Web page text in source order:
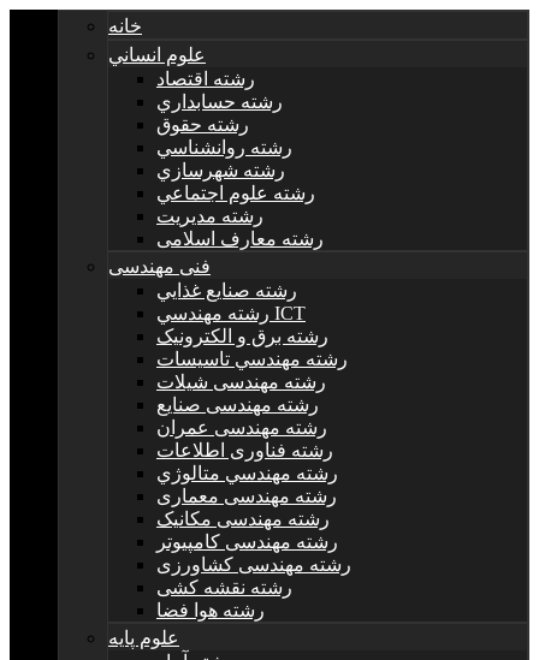
خانه
علوم انساني
رشته اقتصاد
رشته حسابداري
رشته حقوق
رشته روانشناسي
رشته شهرسازي
رشته علوم اجتماعي
رشته مديريت
رشته معارف اسلامی
فنی مهندسی
رشته صنايع غذايي
رشته مهندسي ICT
رشته برق و الکترونيک
رشته مهندسي تاسيسات
رشته مهندسی شیلات
رشته مهندسی صنایع
رشته مهندسی عمران
رشته فناوری اطلاعات
رشته مهندسي متالوژي
رشته مهندسی معماری
رشته مهندسی مکانیک
رشته مهندسی کامپیوتر
رشته مهندسی کشاورزی
رشته نقشه کشی
رشته هوا فضا
علوم پایه